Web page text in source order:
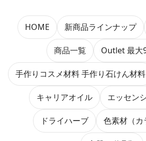
HOME 新商品ラインナップ
商品一覧 Outlet 最大
手作りコスメ材料 手作り石けん材料
キャリアオイル エッセン
ドライハーブ 色素材（カ